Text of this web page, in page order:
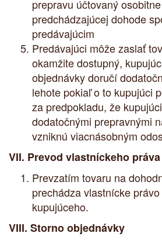
prepravu účtovaný
predchádzajúcej dohode
predávajúcim
Predávajúci môže zaslať
okamžite dostupný,
objednávky doručí
lehote pokiaľ o to kupujúci
za predpokladu, že
dodatočnými prepravnými
vzniknú viacnásobným
VII. Prevod vlastníckeho práva
Prevzatím tovaru na
prechádza vlastnícke
kupujúceho.
VIII. Storno objednávky